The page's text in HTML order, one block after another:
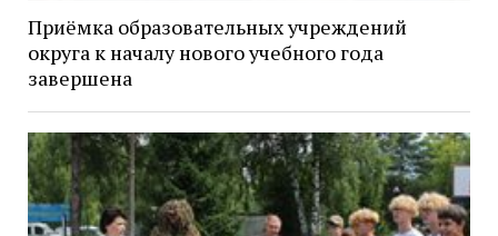
Приёмка образовательных учреждений
округа к началу нового учебного года
завершена